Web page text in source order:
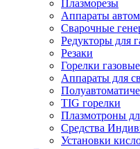
Плазморезы
Аппараты
Сварочные
Редукторы для
Резаки
Горелки газовые
Аппараты для
TIG горелки
Плазмотроны
Средства
Установки